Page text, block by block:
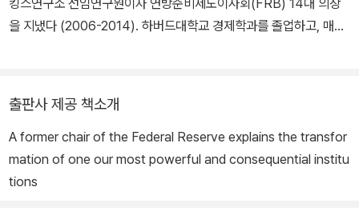
킹스연구소 선임연구원이자 연방준비제도이사회(FRB) 14대 의장
을 지냈다 (2006-2014). 하버드대학교 경제학과를 졸업하고, 매사
는 백악관 대통령경제자문위원회 의장을 맡았다. 이후 2006년 2월
앨런 그린스펀의 뒤를 이어 미국 연방준비제도이사회 의장으로 취임
해 “대공황 이후 최악의 경제 위기”인 글로벌 금융위기에 맞서 세계
경제를 진두지휘했다. 버냉키 전 의장은 역사상 유례없는 비전통적
출판사 제공 책소개
A former chair of the Federal Reserve explains the transfor
mation of one our most powerful and consequential institu
tions